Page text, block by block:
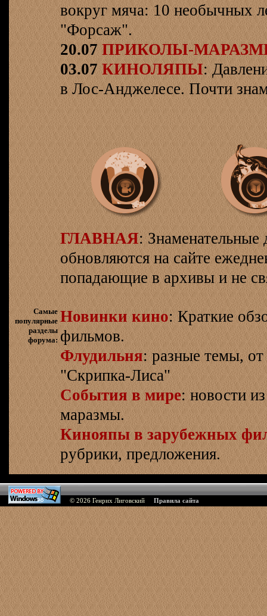
вокруг мяча: 10 необычных
"Форсаж".
20.07 ПРИКОЛЫ-
03.07 КИНОЛЯПЫ:
в Лос-Анджелесе. Почти
ГЛАВНАЯ: Знаменательные
обновляются на сайте
попадающие в архивы и не
Самые
популярные
разделы
форума:
Новинки кино: Краткие
фильмов.
Флудильня: разные темы,
"Скрипка-Лиса"
События в мире: новости
маразмы.
Кинояпы в зарубежных
рубрики, предложения.
© 2026 Генрих Лиговский Правила сайта